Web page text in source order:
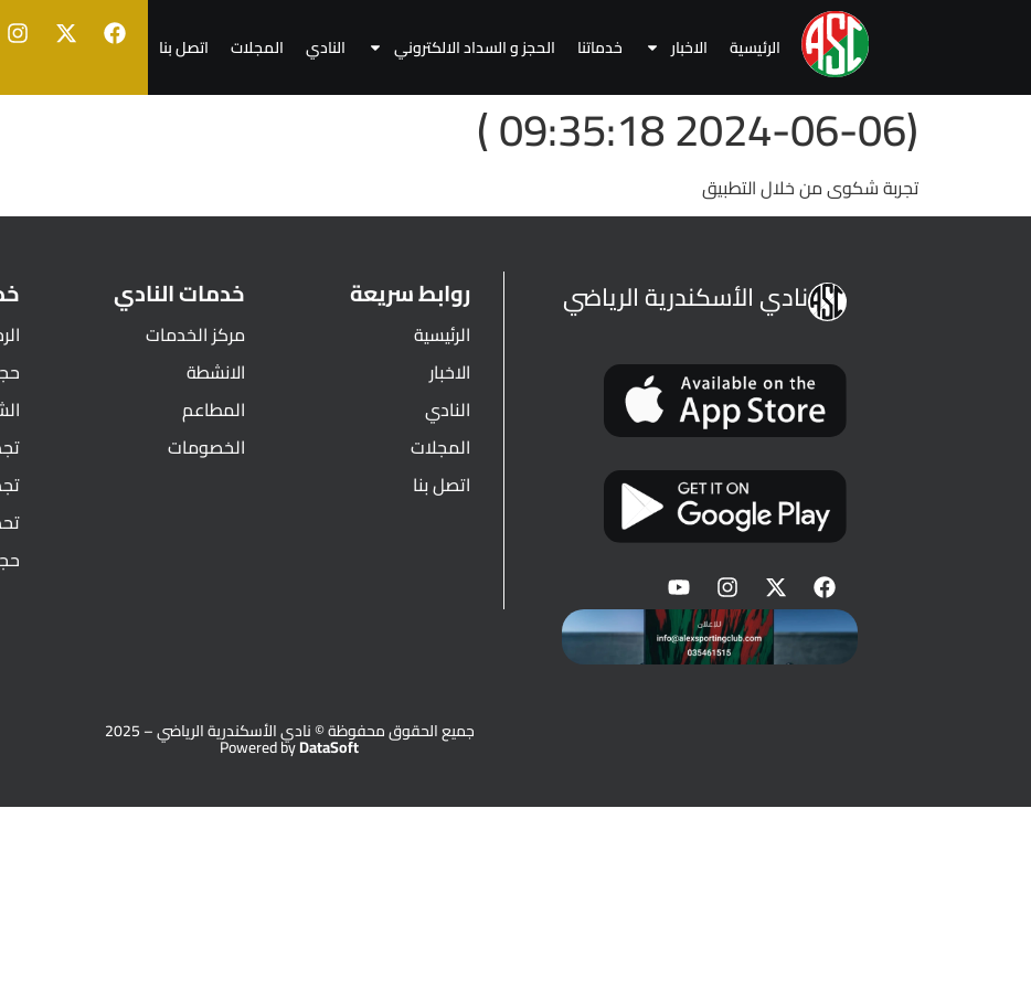
الرئيسية الاخبار خدماتنا الحجز و السداد الالكتروني النادي المجلات اتصل بنا
(2024-06-06 09:35:18 )
تجربة شكوى من خلال التطبيق
نادي الأسكندرية الرياضي روابط سريعة
الرئيسية
الاخبار
النادي
المجلات
اتصل بنا
خدمات النادي
مركز الخدمات
الانشطة
المطاعم
الخصومات
جميع الحقوق محفوظة © نادي الأسكندرية الرياضي – 2025
Powered byDataSoft